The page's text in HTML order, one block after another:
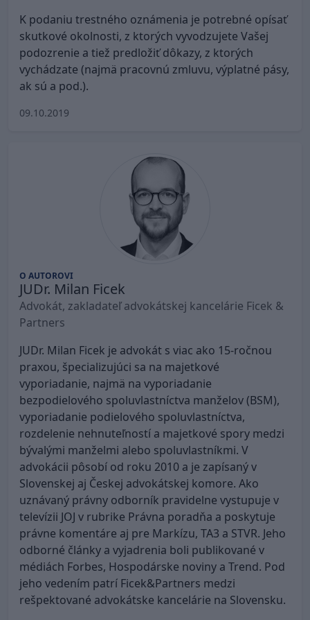
K podaniu trestného oznámenia je potrebné opísať
skutkové okolnosti, z ktorých vyvodzujete Vašej
podozrenie a tiež predložiť dôkazy, z ktorých
vychádzate (najmä pracovnú zmluvu, výplatné pásy,
ak sú a pod.).
09.10.2019
O AUTOROVI
JUDr. Milan Ficek
Advokát, zakladateľ advokátskej kancelárie Ficek &
Partners
JUDr. Milan Ficek je advokát s viac ako 15-ročnou
praxou, špecializujúci sa na majetkové
vyporiadanie, najmä na vyporiadanie
bezpodielového spoluvlastníctva manželov (BSM),
vyporiadanie podielového spoluvlastníctva,
rozdelenie nehnuteľností a majetkové spory medzi
bývalými manželmi alebo spoluvlastníkmi. V
advokácii pôsobí od roku 2010 a je zapísaný v
Slovenskej aj Českej advokátskej komore. Ako
uznávaný právny odborník pravidelne vystupuje v
televízii JOJ v rubrike Právna poradňa a poskytuje
právne komentáre aj pre Markízu, TA3 a STVR. Jeho
odborné články a vyjadrenia boli publikované v
médiách Forbes, Hospodárske noviny a Trend. Pod
jeho vedením patrí Ficek&Partners medzi
rešpektované advokátske kancelárie na Slovensku.